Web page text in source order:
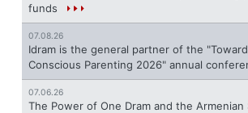
funds
07.08.26
Idram is the general partner of the
Conscious Parenting 2026" annual
07.06.26
The Power of One Dram and the Armenian